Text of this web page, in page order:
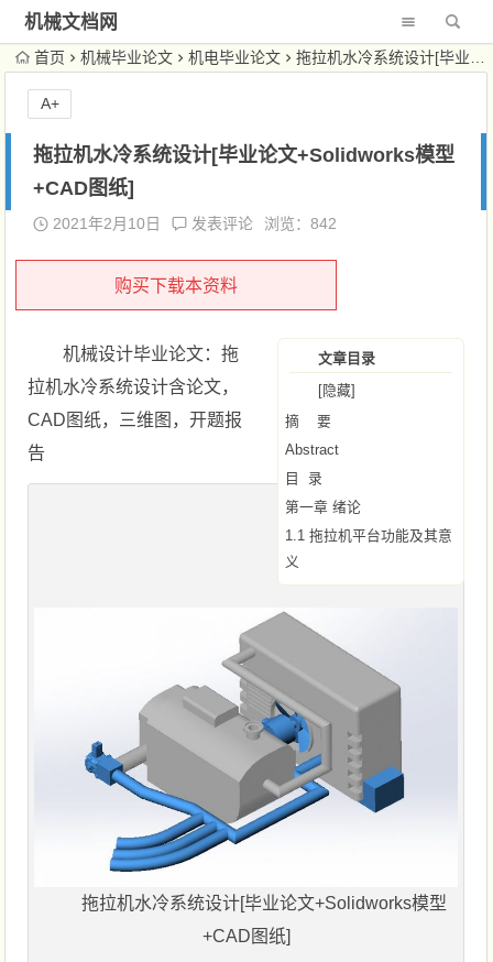
机械文档网
首页 机械毕业论文 机电毕业论文 拖拉机水冷系统设计[毕业论文+Solidworks模型+CAD图纸]
拖拉机水冷系统设计[毕业论文+Solidworks模型
+CAD图纸]
2021年2月10日 发表评论 浏览：842
购买下载本资料
文章目录
[隐藏]
摘 要
Abstract
目 录
第一章 绪论
1.1 拖拉机平台功能及其意
义
机械设计毕业论文：拖
拉机水冷系统设计含论文，
CAD图纸，三维图，开题报
告
拖拉机水冷系统设计[毕业论文+Solidworks模型
+CAD图纸]
A+